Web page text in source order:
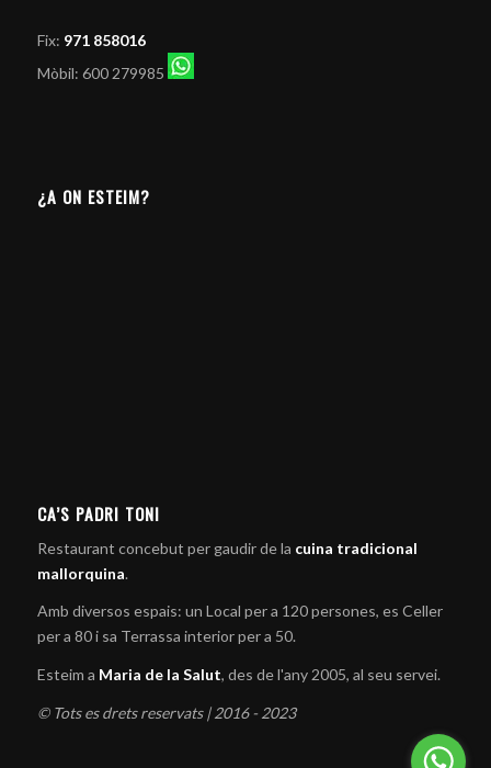
Fix: 971 858016
Mòbil: 600 279985
¿A ON ESTEIM?
CA’S PADRI TONI
Restaurant concebut per gaudir de la cuina tradicional
mallorquina.
Amb diversos espais: un Local per a 120 persones, es Celler
per a 80 i sa Terrassa interior per a 50.
Esteim a Maria de la Salut, des de l'any 2005, al seu servei.
© Tots es drets reservats | 2016 - 2023